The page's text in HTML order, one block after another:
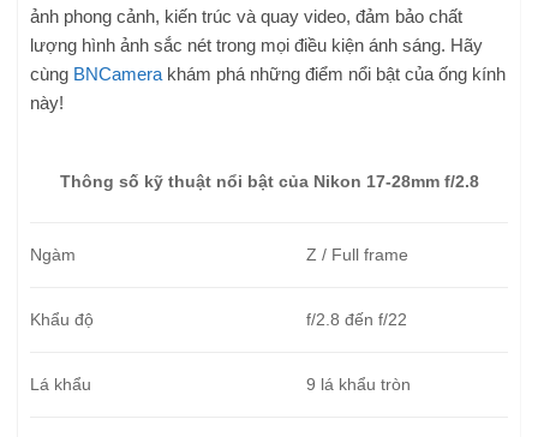
ảnh phong cảnh, kiến trúc và quay video, đảm bảo chất
lượng hình ảnh sắc nét trong mọi điều kiện ánh sáng. Hãy
cùng BNCamera khám phá những điểm nổi bật của ống kính
này!
Thông số kỹ thuật nổi bật của Nikon 17-28mm f/2.8
Ngàm Z / Full frame
Khẩu độ f/2.8 đến f/22
Lá khẩu 9 lá khẩu tròn